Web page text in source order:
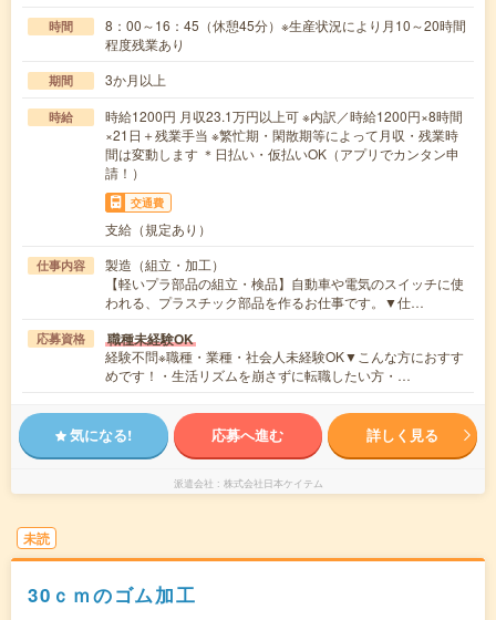
時間
8：00～16：45（休憩45分）※生産状況により月10～20時間
程度残業あり
期間 3か月以上
時給
時給1200円 月収23.1万円以上可 ※内訳／時給1200円×8時間
×21日＋残業手当 ※繁忙期・閑散期等によって月収・残業時
間は変動します ＊日払い・仮払いOK（アプリでカンタン申
請！）
交通費
支給（規定あり）
仕事内容
製造（組立・加工）
【軽いプラ部品の組立・検品】自動車や電気のスイッチに使
われる、プラスチック部品を作るお仕事です。▼仕…
応募資格 職種未経験OK
経験不問※職種・業種・社会人未経験OK▼こんな方におすす
めです！・生活リズムを崩さずに転職したい方・…
気になる! 応募へ進む 詳しく見る
派遣会社 株式会社日本ケイテム
未読
30ｃｍのゴム加工